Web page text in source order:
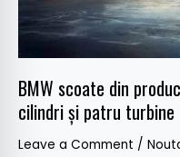
BMW scoate din
cilindri și patru turbine
Leave a Comment /
șase
cilindri
și
patru
turbine